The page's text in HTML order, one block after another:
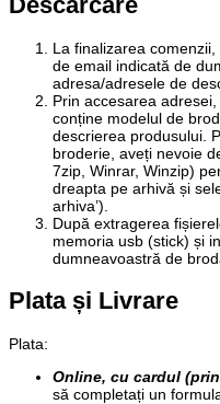
La finalizarea
de email indicată de
adresa/adresele de
Prin accesarea
conține modelul de
descrierea produsului.
broderie, aveți nevoie
7zip, Winrar, Winzip)
dreapta pe arhivă și
arhiva’).
După extragerea
memoria usb (stick) și
dumneavoastră de
Plata și Livrare
Plata:
Online, cu cardul
să completați un